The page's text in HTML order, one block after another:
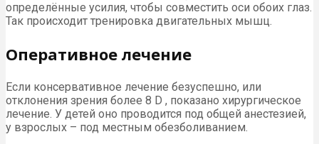
определённые усилия, чтобы совместить оси обоих глаз.
Так происходит тренировка двигательных мышц.
Оперативное лечение
Если консервативное лечение безуспешно, или
отклонения зрения более 8 D , показано хирургическое
лечение. У детей оно проводится под общей анестезией,
у взрослых – под местным обезболиванием.